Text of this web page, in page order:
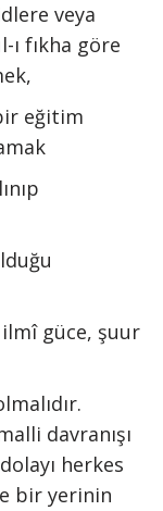
veya
fıkha göre
eğitim
güce, şuur
davranışı
herkes
bir yerinin